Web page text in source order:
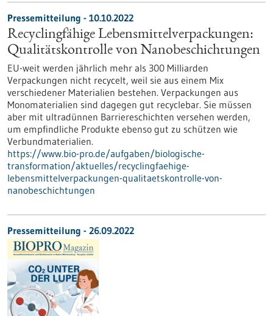
Pressemitteilung - 10.10.2022
Recyclingfähige Lebensmittelverpackungen:
Qualitätskontrolle von Nanobeschichtungen
EU-weit werden jährlich mehr als 300 Milliarden
Verpackungen nicht recycelt, weil sie aus einem Mix
verschiedener Materialien bestehen. Verpackungen aus
Mono­materialien sind dagegen gut recyclebar. Sie müssen
aber mit ultradünnen Barriere­schichten versehen werden,
um empfindliche Produkte ebenso gut zu schützen wie
Verbundmaterialien.
https://www.bio-pro.de/aufgaben/biologische-
transformation/aktuelles/recyclingfaehige-
lebensmittelverpackungen-qualitaetskontrolle-von-
nanobeschichtungen
Pressemitteilung - 26.09.2022